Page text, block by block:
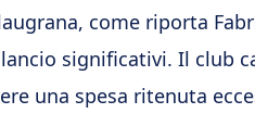
come riporta
significativi. Il club
una spesa ritenuta